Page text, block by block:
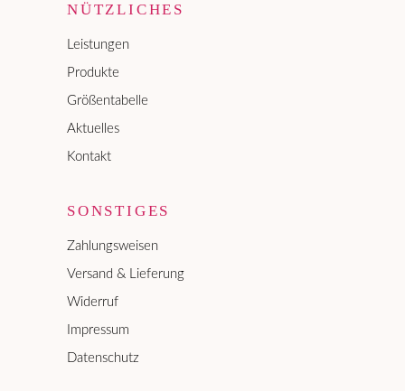
NÜTZLICHES
Leistungen
Produkte
Größentabelle
Aktuelles
Kontakt
SONSTIGES
Zahlungsweisen
Versand & Lieferung
Widerruf
Impressum
Datenschutz